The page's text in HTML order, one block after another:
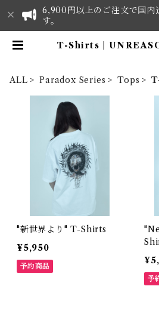
6,900円以上のご注文で国内
す。
T-Shirts |
ALL Paradox Series Tops
"新世界より" T-Shirts
¥5,950
予約商品
予